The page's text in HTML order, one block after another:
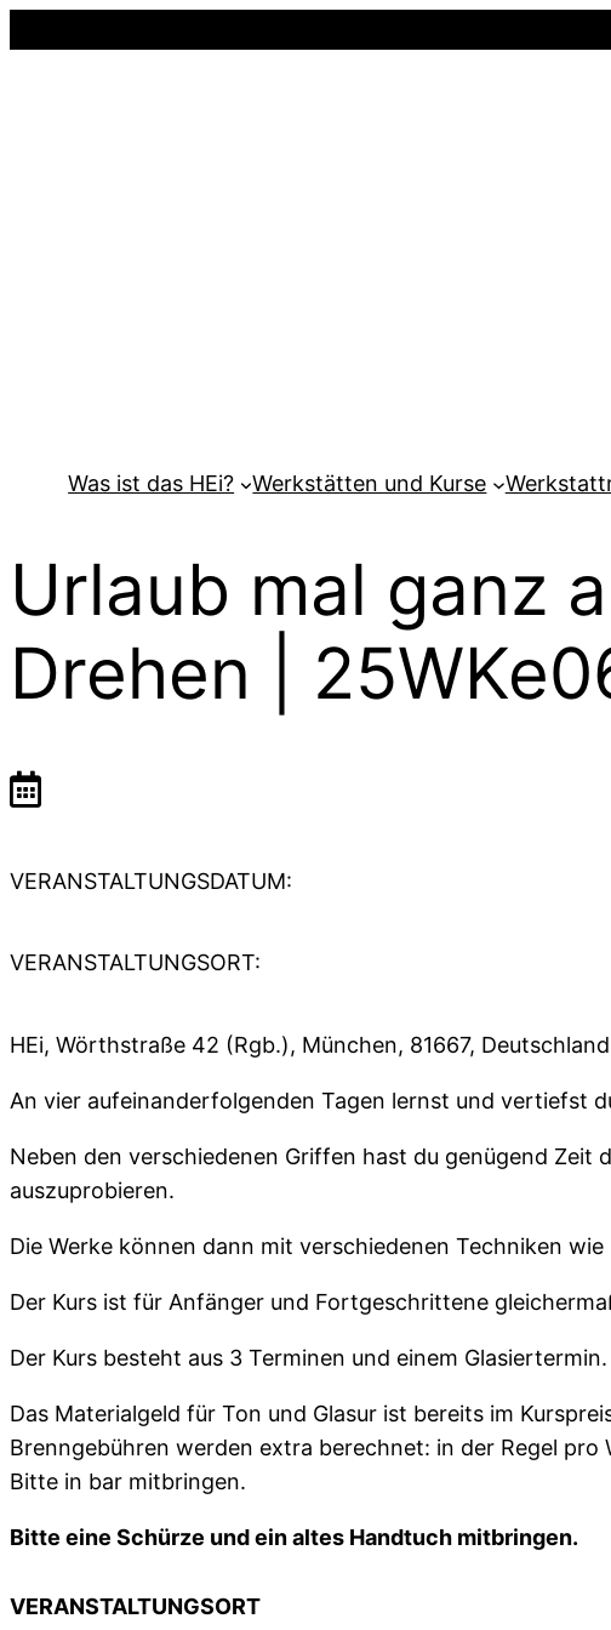
Was ist das HEi? Werkstätten und Kurse
Urlaub mal ganz
Drehen |
VERANSTALTUNGSDATUM:
VERANSTALTUNGSORT:
HEi, Wörthstraße 42 (Rgb.), München, 81667, Deutschland
An vier aufeinanderfolgenden Tagen lernst und vertiefst
Neben den verschiedenen Griffen hast du genügend Zeit
auszuprobieren.
Die Werke können dann mit verschiedenen Techniken
Der Kurs ist für Anfänger und Fortgeschrittene
Der Kurs besteht aus 3 Terminen und einem Glasiertermin.
Das Materialgeld für Ton und Glasur ist bereits im
Brenngebühren werden extra berechnet: in der Regel
Bitte in bar mitbringen.
Bitte eine Schürze und ein altes Handtuch mitbringen.
VERANSTALTUNGSORT